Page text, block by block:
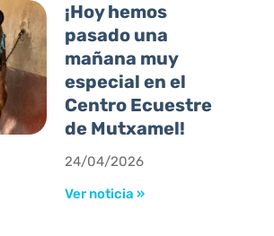
¡Hoy hemos
pasado una
mañana muy
especial en el
Centro Ecuestre
de Mutxamel!
24/04/2026
Ver noticia »